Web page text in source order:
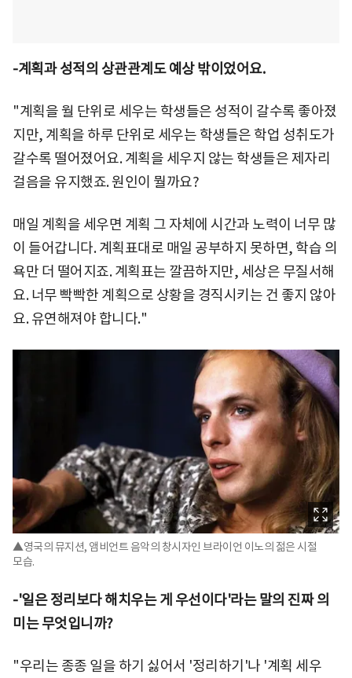
-계획과 성적의 상관관계도 예상 밖이었어요.
"계획을 월 단위로 세우는 학생들은 성적이 갈수록 좋아졌
지만, 계획을 하루 단위로 세우는 학생들은 학업 성취도가
갈수록 떨어졌어요. 계획을 세우지 않는 학생들은 제자리
걸음을 유지했죠. 원인이 뭘까요?
매일 계획을 세우면 계획 그 자체에 시간과 노력이 너무 많
이 들어갑니다. 계획표대로 매일 공부하지 못하면, 학습 의
욕만 더 떨어지죠. 계획표는 깔끔하지만, 세상은 무질서해
요. 너무 빡빡한 계획으로 상황을 경직시키는 건 좋지 않아
요. 유연해져야 합니다."
▲영국의 뮤지션, 앰비언트 음악의 창시자인 브라이언 이노의 젊은 시절
모습.
-'일은 정리보다 해치우는 게 우선이다'라는 말의 진짜 의
미는 무엇입니까?
"우리는 종종 일을 하기 싫어서 '정리하기'나 '계획 세우